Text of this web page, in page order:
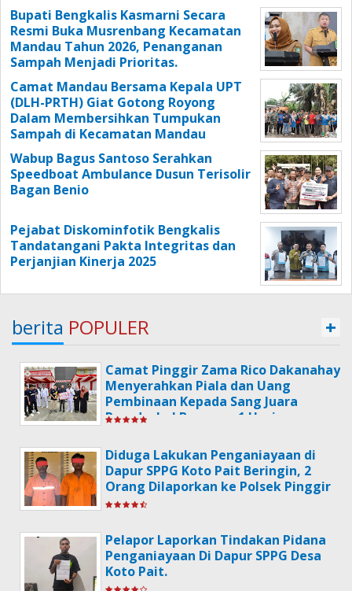
Bupati Bengkalis Kasmarni Secara
Resmi Buka Musrenbang Kecamatan
Mandau Tahun 2026, Penanganan
Sampah Menjadi Prioritas.
Camat Mandau Bersama Kepala UPT
(DLH-PRTH) Giat Gotong Royong
Dalam Membersihkan Tumpukan
Sampah di Kecamatan Mandau
Wabup Bagus Santoso Serahkan
Speedboat Ambulance Dusun Terisolir
Bagan Benio
Pejabat Diskominfotik Bengkalis
Tandatangani Pakta Integritas dan
Perjanjian Kinerja 2025
berita POPULER +
Camat Pinggir Zama Rico Dakanahay
Menyerahkan Piala dan Uang
Pembinaan Kepada Sang Juara
Poradeskel Bermasa 1 Usai
Kemerdekaan RI Ke-79.
Diduga Lakukan Penganiayaan di
Dapur SPPG Koto Pait Beringin, 2
Orang Dilaporkan ke Polsek Pinggir
Pelapor Laporkan Tindakan Pidana
Penganiayaan Di Dapur SPPG Desa
Koto Pait.